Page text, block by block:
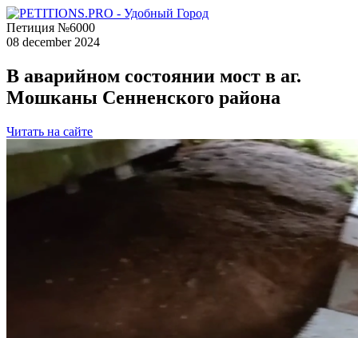
Петиция №6000
08 december 2024
В аварийном состоянии мост в аг.
Мошканы Сенненского района
Читать на сайте